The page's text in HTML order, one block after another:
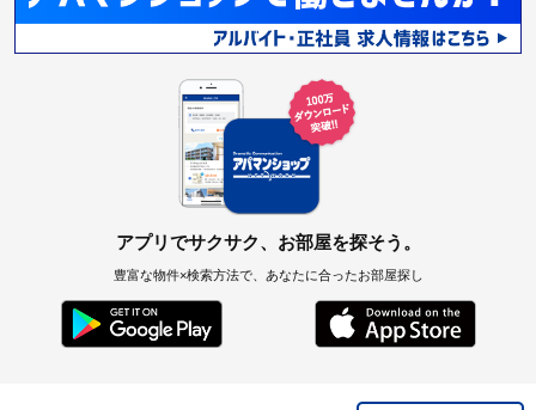
アプリでサクサク、お部屋を探そう。
豊富な物件×検索方法で、あなたに合ったお部屋探し